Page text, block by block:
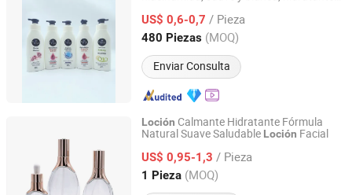
US$ 0,6-0,7 / Pieza
480 Piezas (MOQ)
Enviar Consulta
Guangdong, China Desde 2018
Loción Calmante Hidratante Fórmula
Natural Suave Saludable Loción Facial
US$ 0,95-1,3 / Pieza
1 Pieza (MOQ)
Guangzhou Meikou Biotechnology Co., Ltd.
Guangdong, China Desde 2024